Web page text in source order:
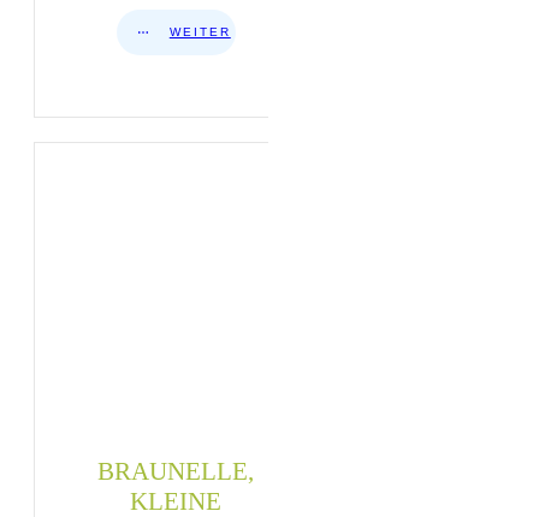
WEITER
BRAUNELLE,
KLEINE